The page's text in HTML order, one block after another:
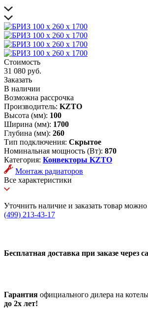
Стоимость
31 080 руб.
Заказать
В наличии
Возможна рассрочка
Производитель: KZTO
Высота (мм): 100
Ширина (мм): 1700
Глубина (мм): 260
Тип подключения: Скрытое
Номинальная мощность (Вт): 870
Категория: Конвекторы KZTO
Монтаж радиаторов
Все характеристики
Уточнить наличие и заказать товар
(499) 213-43-17
Бесплатная доставка при заказе через
Гарантия официального дилера на
до 2х лет!